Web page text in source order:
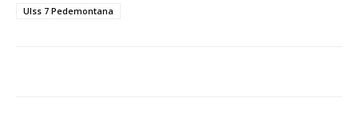
Ulss 7 Pedemontana